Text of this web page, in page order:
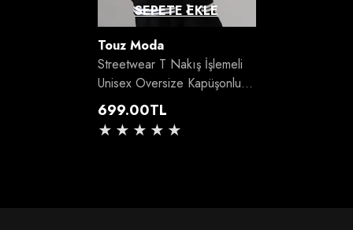
SEPETE EKLE
Satıcı:
Touz Moda
Streetwear T Nakış İşlemeli
Unisex Oversize Kapüşonlu
Siyah Kolej Ceket
Normal
fiyat
699.00TL